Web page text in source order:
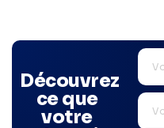
Découvrez
ce que
votre